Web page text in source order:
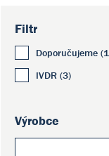
Filtr
Doporučujeme
IVDR (3)
Výrobce